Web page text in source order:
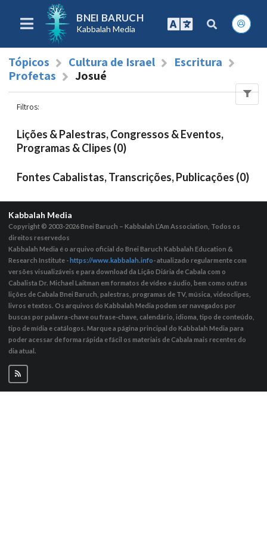
BNEI BARUCH
Kabbalah Media
Tópicos Cultura de Israel
Escritura
Profetas
Josué
Filtros:
Lições & Palestras, Congressos & Eventos,
Programas & Clipes (0)
Fontes Cabalistas, Transcrições, Publicações (0)
Kabbalah Media
Copyright © 2003-2026Bnei Baruch – Kabbalah L’Am Association, Todos os
direitos reservedos
Kabbalah Media é o arquivo oficial do Bnei Baruch Kabbalah Education &
Research Institute -https://www.kabbalah.info- atualizado regularmente com
versões visualizáveis ​​e para download da Lição Diária de Cabala com o
Cabalista Dr. Michael Laitman em formatos de vídeo e áudio, bem como outras
lições de Cabala Bnei Baruch, palestras, programas de TV, música, videoclipes,
livros e textos. Os arquivos do Kabbalah Media podem ser navegados por
buscas por palavra-chave ou frase-chave, calendário, idioma, tipo de conteúdo,
tipo de mídia e catálogos. Marque a página principal do Kabbalah Media para
poder acessar de forma rápida e fácil os materiais de Cabala mais recentes do
dia atual.